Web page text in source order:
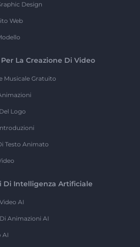
Design
Web
La Creazione Di Video
Musicale Gratuito
Logo
Testo Animato
Di Intelligenza Artificiale
AI
Animazioni AI
AI